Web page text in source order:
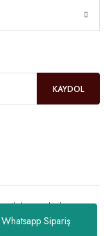
Whatsapp Sipariş
KAYDOL
ile korunmaktadır.